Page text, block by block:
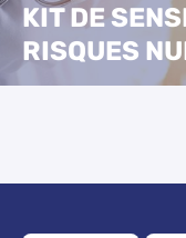
KIT DE
RISQUES